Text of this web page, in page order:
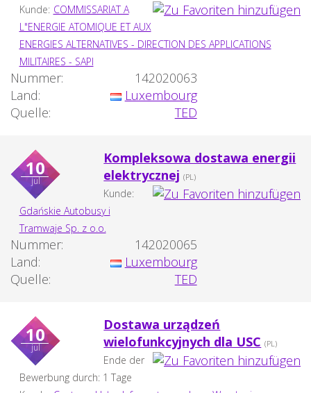
Kunde: COMMISSARIAT A
L"ENERGIE ATOMIQUE ET AUX
ENERGIES ALTERNATIVES - DIRECTION DES APPLICATIONS
MILITAIRES - SAPI
Nummer:
142020063
Land:
Luxembourg
Quelle:
TED
10
jul
Kompleksowa dostawa energii
elektrycznej (PL)
Kunde:
Gdańskie Autobusy i
Tramwaje Sp. z o.o.
Nummer:
142020065
Land:
Luxembourg
Quelle:
TED
10
jul
Dostawa urządzeń
wielofunkcyjnych dla USC (PL)
Ende der
Bewerbung durch: 1 Tage